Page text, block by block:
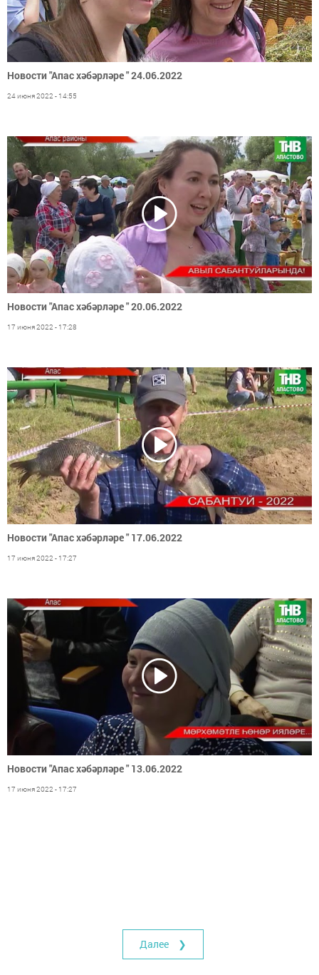
Новости "Апас хәбәрләре " 24.06.2022
24 июня 2022 - 14:55
Новости "Апас хәбәрләре " 20.06.2022
17 июня 2022 - 17:28
Новости "Апас хәбәрләре " 17.06.2022
17 июня 2022 - 17:27
Новости "Апас хәбәрләре " 13.06.2022
17 июня 2022 - 17:27
Далее ❯